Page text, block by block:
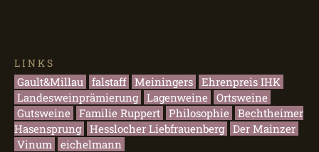
LINKS
Gault&Millau falstaff Meiningers Ehrenpreis IHK
Landesweinprämierung Lagenweine
Ortsweine
Gutsweine
Familie Ruppert Philosophie
Bechtheimer
Hasensprung Hesslocher Liebfrauenberg Der Mainzer
Vinum
eichelmann